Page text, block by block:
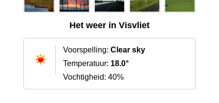
Het weer in Visvliet
Voorspelling: Clear sky
Temperatuur: 18.0°
Vochtigheid: 40%